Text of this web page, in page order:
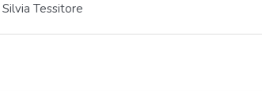
Silvia Tessitore